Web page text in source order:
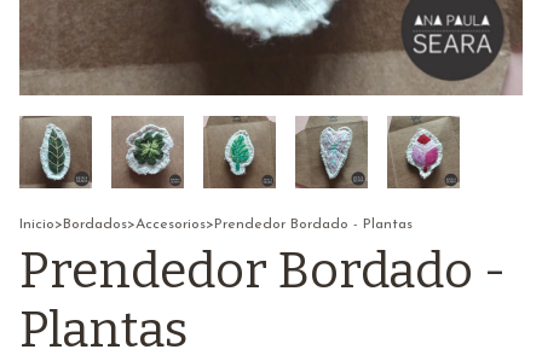
Inicio> Bordados>Accesorios> Prendedor Bordado - Plantas
Prendedor Bordado -
Plantas